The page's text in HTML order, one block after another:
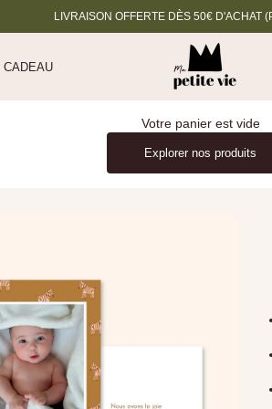
LIVRAISON OFFERTE DÈS 50€ D'ACHAT
Ma petite vie
CADEAU
Votre panier est vide
Explorer nos produits